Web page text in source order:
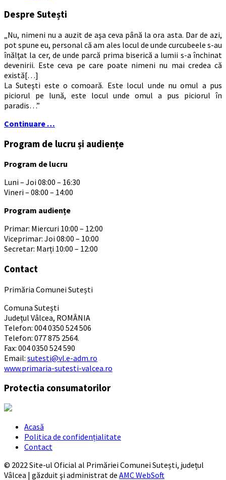
Despre Sutești
„Nu, nimeni nu a auzit de aşa ceva până la ora asta. Dar de azi,
pot spune eu, personal că am ales locul de unde curcubeele s-au
înălţat la cer, de unde parcă prima biserică a lumii s-a închinat
devenirii. Este ceva pe care poate nimeni nu mai credea că
există[…]
La Suteşti este o comoară. Este locul unde nu omul a pus
piciorul pe lună, este locul unde omul a pus piciorul în
paradis…”
Continuare …
Program de lucru și audiențe
Program de lucru
Luni – Joi 08:00 – 16:30
Vineri – 08:00 – 14:00
Program audiențe
Primar: Miercuri 10:00 – 12:00
Viceprimar: Joi 08:00 – 10:00
Secretar: Marți 10:00 – 12:00
Contact
Primăria Comunei Sutești
Comuna Sutești
Județul Vâlcea, ROMÂNIA
Telefon: 004 0350 524 506
Telefon: 077 875 2564.
Fax: 004 0350 524 590
Email: sutesti@vl.e-adm.ro
www.primaria-sutesti-valcea.ro
Protectia consumatorilor
Acasă
Politica de confidențialitate
Contact
© 2022 Site-ul Oficial al Primăriei Comunei Sutești, județul
Vâlcea | găzduit şi administrat de AMC WebSoft